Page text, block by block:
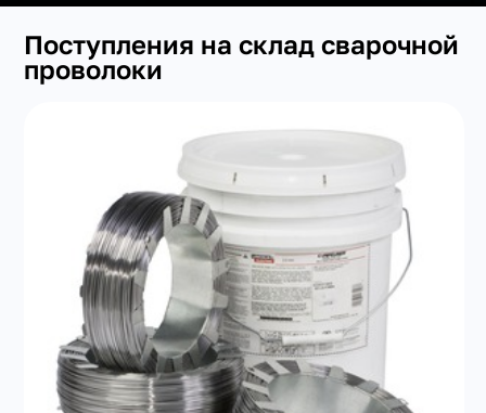
+7(351) 223-98-74
заказать звонок
Поступления на склад сварочной
проволоки